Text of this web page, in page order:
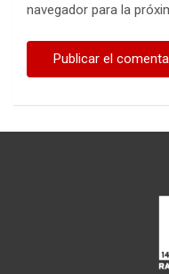
navegador para la